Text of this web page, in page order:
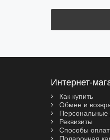
Интернет-
Как купить
Обмен и
Реквизиты
Способы
Подарочная